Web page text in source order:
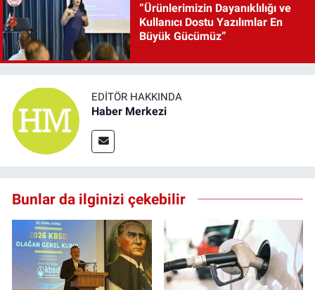
“Ürünlerimizin Dayanıklılığı ve
Kullanıcı Dostu Yazılımlar En
Büyük Gücümüz”
EDITÖR HAKKINDA
Haber Merkezi
Bunlar da ilginizi çekebilir